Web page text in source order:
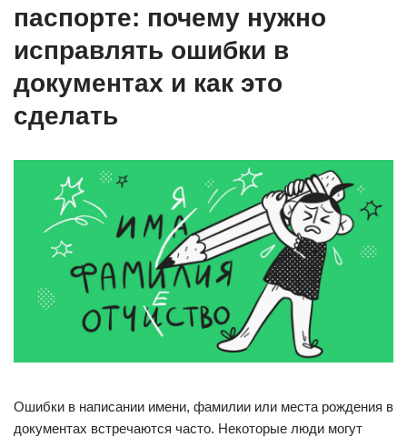
паспорте: почему нужно
исправлять ошибки в
документах и как это
сделать
Ошибки в написании имени, фамилии или места рождения в
документах встречаются часто. Некоторые люди могут